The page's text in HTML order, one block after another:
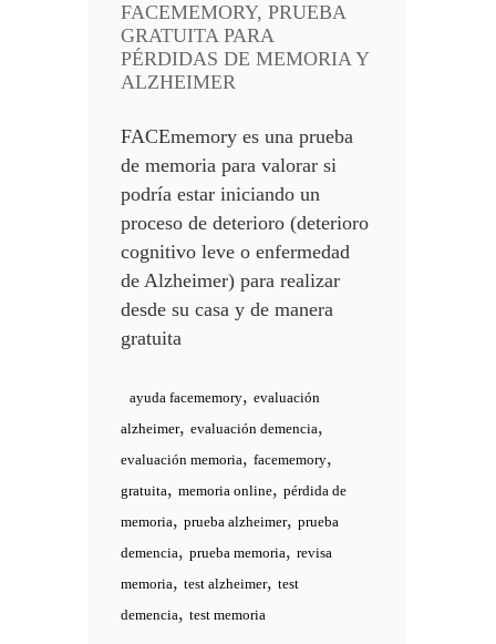
FACEMEMORY, PRUEBA
GRATUITA PARA
PÉRDIDAS DE MEMORIA Y
ALZHEIMER
FACEmemory es una prueba
de memoria para valorar si
podría estar iniciando un
proceso de deterioro (deterioro
cognitivo leve o enfermedad
de Alzheimer) para realizar
desde su casa y de manera
gratuita
ayuda facememory, evaluación
alzheimer, evaluación demencia,
evaluación memoria, facememory,
gratuita, memoria online, pérdida de
memoria, prueba alzheimer, prueba
demencia, prueba memoria, revisa
memoria, test alzheimer, test
demencia, test memoria